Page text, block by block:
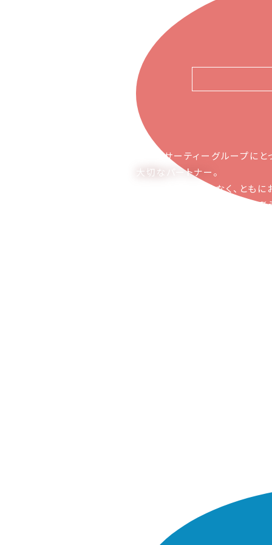
ピアーサーティーグループにと
大切なパートナー。
お取引の関係ではなく、とも
かち合える関係でありたいと考